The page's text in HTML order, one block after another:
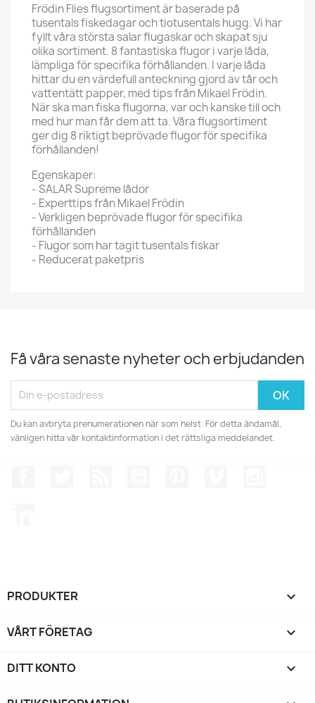
Frödin Flies flugsortiment är baserade på
tusentals fiskedagar och tiotusentals hugg. Vi har
fyllt våra största salar flugaskar och skapat sju
olika sortiment. 8 fantastiska flugor i varje låda,
lämpliga för specifika förhållanden. I varje låda
hittar du en värdefull anteckning gjord av tår och
vattentätt papper, med tips från Mikael Frödin.
När ska man fiska flugorna, var och kanske till och
med hur man får dem att ta. Våra flugsortiment
ger dig 8 riktigt beprövade flugor för specifika
förhållanden!
Egenskaper:
- SALAR Supreme lådor
- Experttips från Mikael Frödin
- Verkligen beprövade flugor för specifika
förhållanden
- Flugor som har tagit tusentals fiskar
- Reducerat paketpris
Få våra senaste nyheter och erbjudanden
Du kan avbryta prenumerationen när som helst. För detta ändamål,
vänligen hitta vår kontaktinformation i det rättsliga meddelandet.
PRODUKTER 
VÅRT FÖRETAG 
DITT KONTO 